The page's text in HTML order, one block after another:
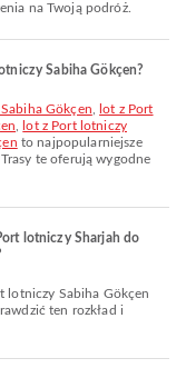
na Twoją podróż.
Sabiha Gökçen?
Gökçen
lot z Port
lot z Port lotniczy
to najpopularniejsze
te oferują wygodne
lotniczy Sharjah do
ten rozkład i